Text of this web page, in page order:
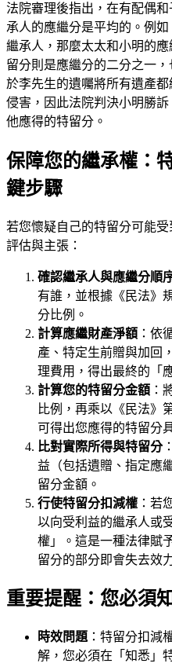
法院審理後指出，在有配偶
承人的應繼分是平均的。例
繼承人，那麼太太和小明的
留分則是應繼分的二分之一
於李先生的遺囑將所有遺產
侵害，因此法院判決小明勝
他應得的特留分。
保障您的繼承權：
鍵步驟
若您懷疑自己的特留分可能
評估與主張：
確認繼承人與應繼分順
有誰，並根據《民法》
分比例。
計算應繼財產淨額 ：依
產、特定生前贈與加回
理費用，得出最終的「
計算您的特留分金額 ：
比例，再乘以《民法》
可得出您應得的特留分
比對實際所得與特留分
益（包括遺贈、指定應
留分金額。
行使特留分扣減權 ：若
以向受利益的繼承人或
權」。這是一種法律賦
留分的部分即會失去效
重要提醒：您必須
時效問題 ：特留分扣減
解，您必須在「知悉」